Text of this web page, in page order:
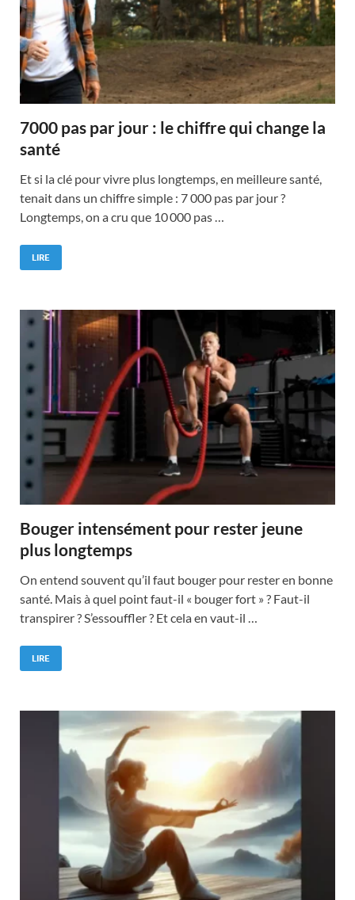
7000 pas par jour : le chiffre qui change la
santé
Et si la clé pour vivre plus longtemps, en meilleure santé,
tenait dans un chiffre simple : 7 000 pas par jour ?
Longtemps, on a cru que 10 000 pas …
LIRE
Bouger intensément pour rester jeune
plus longtemps
On entend souvent qu’il faut bouger pour rester en bonne
santé. Mais à quel point faut-il « bouger fort » ? Faut-il
transpirer ? S’essouffler ? Et cela en vaut-il …
LIRE